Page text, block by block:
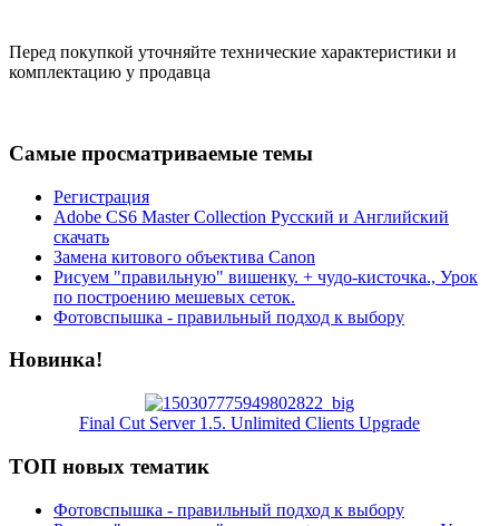
Перед покупкой уточняйте технические характеристики и
комплектацию у продавца
Самые просматриваемые темы
Регистрация
Adobe CS6 Master Collection Русский и Английский
скачать
Замена китового объектива Canon
Рисуем "правильную" вишенку. + чудо-кисточка., Урок
по построению мешевых сеток.
Фотовспышка - правильный подход к выбору
Новинка!
Final Cut Server 1.5. Unlimited Clients Upgrade
ТОП новых тематик
Фотовспышка - правильный подход к выбору